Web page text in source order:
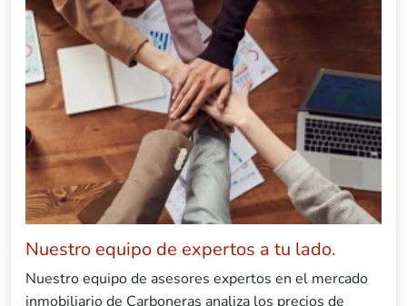
Nuestro equipo de expertos a tu lado.
Nuestro equipo de asesores expertos en el mercado
inmobiliario de Carboneras analiza los precios de